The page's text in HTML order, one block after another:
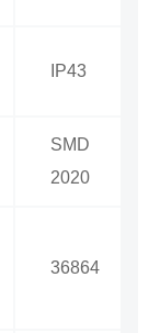
IP43
SMD
2020
36864